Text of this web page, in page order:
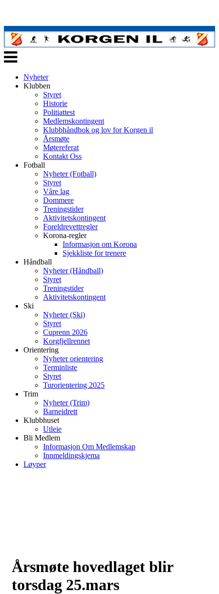
Veksle
navigasjon
Nyheter
Klubben
Styret
Historie
Politiattest
Medlemskontingent
Klubbhåndbok og lov for Korgen il
Årsmøte
Møtereferat
Kontakt Oss
Fotball
Nyheter (Fotball)
Styret
Våre lag
Dommere
Treningstider
Aktivitetskontingent
Foreldrevettregler
Korona-regler
Informasjon om Korona
Sjekkliste for trenere
Håndball
Nyheter (Håndball)
Styret
Treningstider
Aktivitetskontingent
Ski
Nyheter (Ski)
Styret
Cuprenn 2026
Korgfjellrennet
Orientering
Nyheter orientering
Terminliste
Styret
Turorientering 2025
Trim
Nyheter (Trim)
Barneidrett
Klubbhuset
Utleie
Bli Medlem
Informasjon Om Medlemskap
Innmeldingskjema
Løyper
Årsmøte hovedlaget blir
torsdag 25.mars